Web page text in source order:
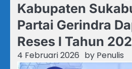
Kabupaten
Partai Gerindra
Reses I Tahun
4 Februari 2026 by Penulis